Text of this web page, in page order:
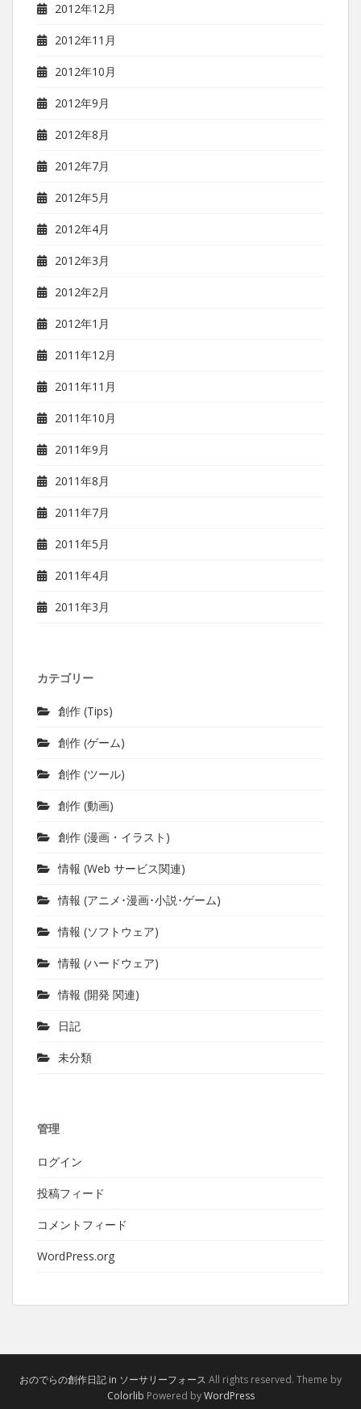
2012年12月
2012年11月
2012年10月
2012年9月
2012年8月
2012年7月
2012年5月
2012年4月
2012年3月
2012年2月
2012年1月
2011年12月
2011年11月
2011年10月
2011年9月
2011年8月
2011年7月
2011年5月
2011年4月
2011年3月
カテゴリー
創作 (Tips)
創作 (ゲーム)
創作 (ツール)
創作 (動画)
創作 (漫画・イラスト)
情報 (Web サービス関連)
情報 (アニメ･漫画･小説･ゲーム)
情報 (ソフトウェア)
情報 (ハードウェア)
情報 (開発 関連)
日記
未分類
管理
ログイン
投稿フィード
コメントフィード
WordPress.org
おのでらの創作日記 in ソーサリーフォース All rights reserved. Theme by
Colorlib Powered byWordPress